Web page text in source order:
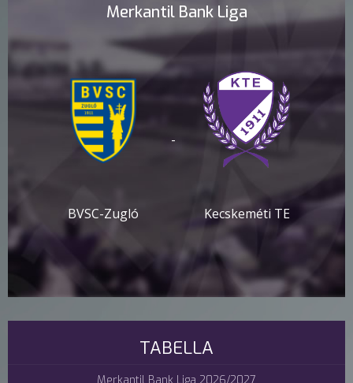
Merkantil Bank Liga
BVSC-Zugló
-
Kecskeméti TE
TABELLA